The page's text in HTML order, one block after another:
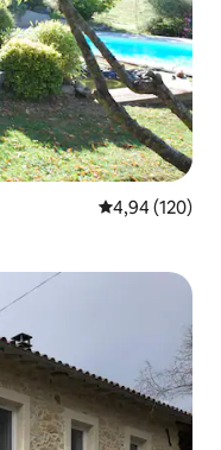
Gemiddelde
4,94 (120)